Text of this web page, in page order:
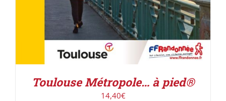
Toulouse Métropole… à pied®
14,40€